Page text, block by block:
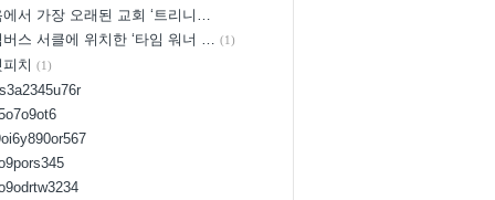
에서 가장 오래된 교회 ‘트리니…
버스 서클에 위치한 ‘타임 워너 … (1)
치 (1)